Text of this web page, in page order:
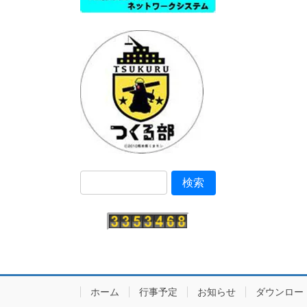
ホーム 行事予定 お知らせ ダウンロー